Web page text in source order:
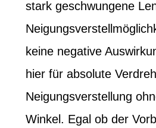
stark geschwungene
keine negative
hier für absolute
Neigungsverstellung
Winkel. Egal ob der